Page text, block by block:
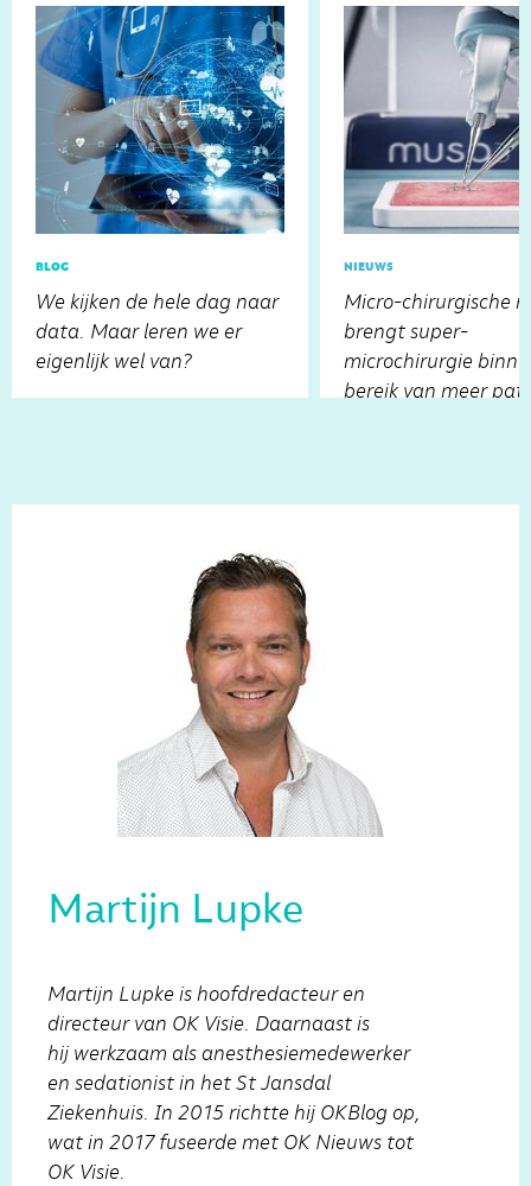
blog
We kijken de hele dag naar
data. Maar leren we er
eigenlijk wel van?
nieuws
Micro-chirurgische
brengt super-
microchirurgie
bereik van meer
Martijn Lupke
Martijn Lupke is hoofdredacteur en
directeur van OK Visie. Daarnaast is
hij werkzaam als anesthesiemedewerker
en sedationist in het St Jansdal
Ziekenhuis. In 2015 richtte hij OKBlog op,
wat in 2017 fuseerde met OK Nieuws tot
OK Visie.